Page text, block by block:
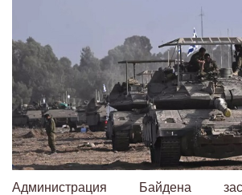
Администрация Байдена